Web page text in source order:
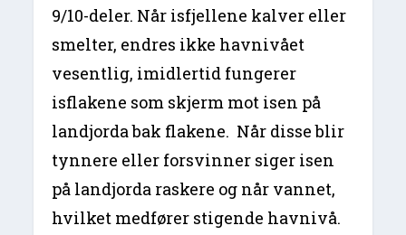
9/10-deler. Når isfjellene kalver eller
smelter, endres ikke havnivået
vesentlig, imidlertid fungerer
isflakene som skjerm mot isen på
landjorda bak flakene. Når disse blir
tynnere eller forsvinner siger isen
på landjorda raskere og når vannet,
hvilket medfører stigende havnivå.